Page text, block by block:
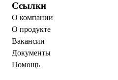
Ссылки
О компании
О продукте
Вакансии
Документы
Помощь